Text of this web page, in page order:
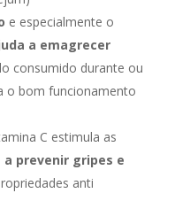
e especialmente o
a emagrecer
consumido durante ou
o bom funcionamento
C estimula as
a prevenir gripes e
anti